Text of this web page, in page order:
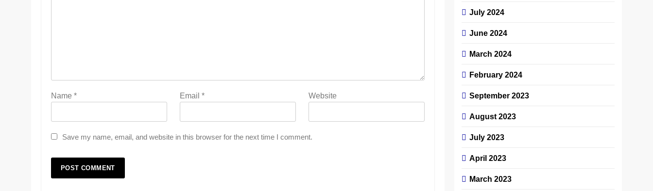
Name * Email* Website
Save my name, email, and website in this browser for the next time I comment.
July 2024
June 2024
March 2024
February 2024
September 2023
August 2023
July 2023
April 2023
March 2023